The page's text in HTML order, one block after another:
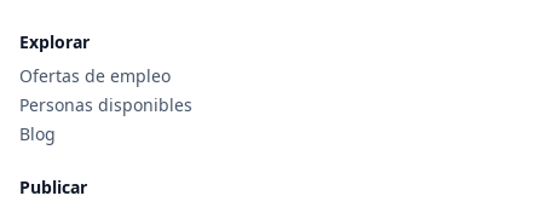
Explorar
Ofertas de empleo
Personas disponibles
Blog
Publicar